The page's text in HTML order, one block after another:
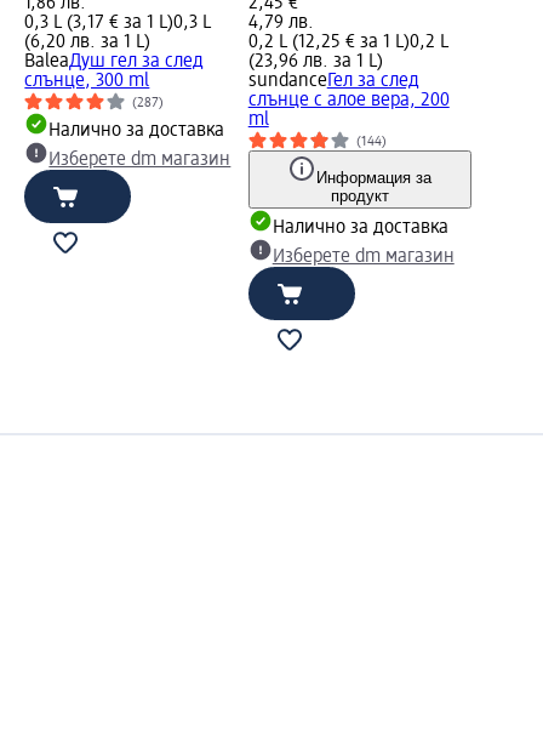
0,3 L (3,17 € за 1 L)0,3 L
(6,20 лв. за 1 L)
BaleaДуш гел за след
слънце, 300 ml
(287)
Налично за доставка
Изберете dm магазин
4,79 лв.
0,2 L (12,25 € за 1 L)0,2 L
(23,96 лв. за 1 L)
sundance Гел за след
слънце с алое вера, 200
ml
(144)
Информация за
продукт
Налично за доставка
Изберете dm магазин